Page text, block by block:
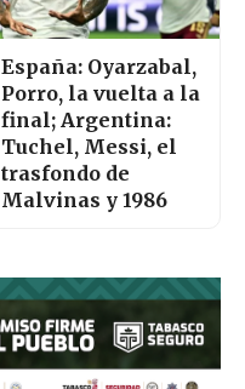
España: Oyarzabal,
Porro, la vuelta a la
final; Argentina:
Tuchel, Messi, el
trasfondo de
Malvinas y 1986